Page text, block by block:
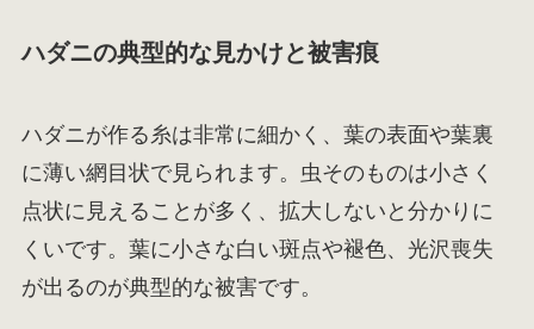
ハダニの典型的な見かけと被害痕
ハダニが作る糸は非常に細かく、葉の表面や葉裏
に薄い網目状で見られます。虫そのものは小さく
点状に見えることが多く、拡大しないと分かりに
くいです。葉に小さな白い斑点や褪色、光沢喪失
が出るのが典型的な被害です。